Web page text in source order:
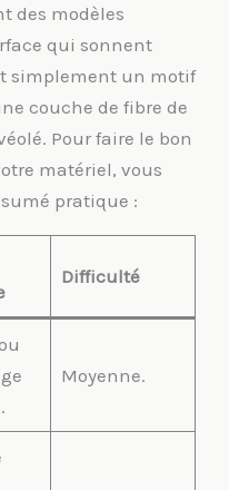
des modèles
qui sonnent
simplement un motif
couche de fibre de
Pour faire le bon
matériel, vous
pratique :
Difficulté
Moyenne.